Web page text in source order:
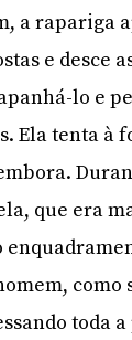
a rapariga
e desce
lo e
Ela tenta
que era
toda